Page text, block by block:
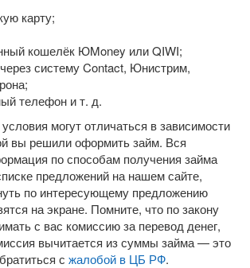
карту;
кошелёк ЮMoney или QIWI;
систему Contact, Юнистрим,
телефон и т. д.
могут отличаться в зависимости
вы решили оформить займ. Вся
по способам получения займа
предложений на нашем сайте,
по интересующему предложению
на экране. Помните, что по закону
с вас комиссию за перевод денег,
вычитается из суммы займа — это
с жалобой в ЦБ РФ.